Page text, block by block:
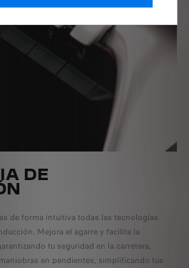
DE
de forma intuitiva todas las tecnologías
Mejora el agarre y facilita la
tu seguridad en la carretera,
en pendientes, simplificando tus